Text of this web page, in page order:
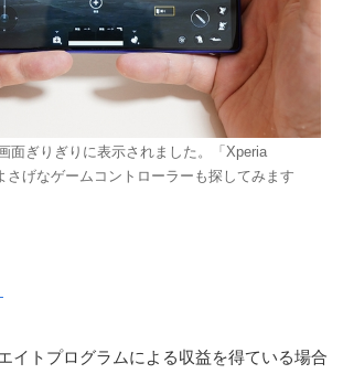
面ぎりぎりに表示されました。「Xperia
さげなゲームコントローラーも探してみます
イトプログラムによる収益を得ている場合